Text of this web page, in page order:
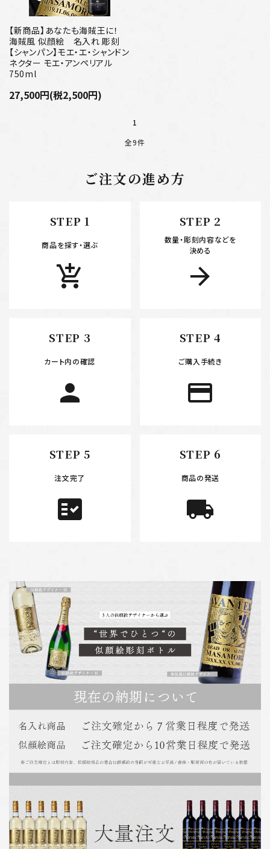
【新商品】あなたも海賊王に！
海賊風 似顔絵 名入れ 彫刻
【シャンパン】モエ・エ・シャンドン
ネクター モエ・アンペリアル
750ml
27,500円(税2,500円)
1
全9件
カテゴリー
ご注文の進め方
STEP 1
商品を探す・選ぶ
add_shopping_cart
STEP 2
数量・彫刻内容などを
決める
arrow_forward
STEP 3
カート内の確認
person
STEP 4
ご購入手続き
payment
STEP 5
注文完了
fact_check
STEP 6
商品の発送
local_shipping